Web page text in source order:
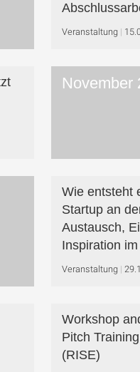
Veranstaltung
November
Wie entsteht
Startup an
Austausch,
Inspiration
Veranstaltung
Workshop
Pitch
(RISE)